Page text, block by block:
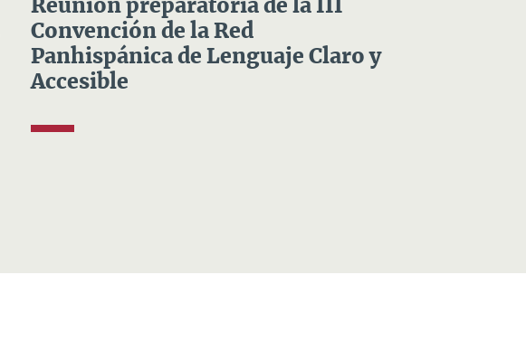
Reunión preparatoria de la III
Convención de la Red
Panhispánica de Lenguaje Claro y
Accesible